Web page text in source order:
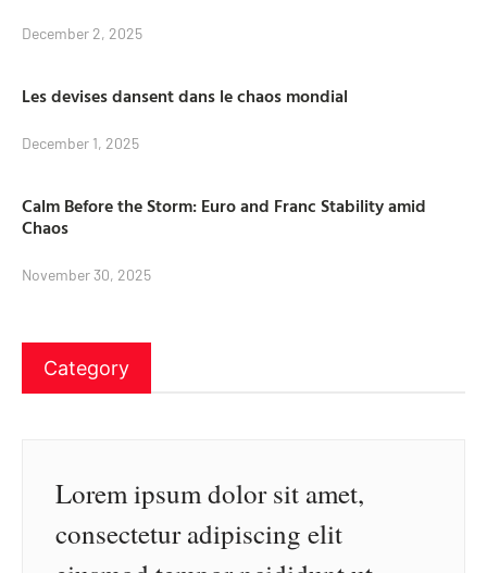
December 2, 2025
Les devises dansent dans le chaos mondial
December 1, 2025
Calm Before the Storm: Euro and Franc Stability amid
Chaos
November 30, 2025
Category
Lorem ipsum dolor sit amet,
consectetur adipiscing elit